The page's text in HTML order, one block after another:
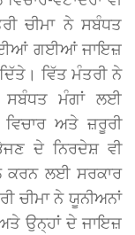
ਚੀਮਾ ਨੇ ਸਬੰਧਤ
ਗਈਆਂ ਜਾਇਜ਼
ਵਿੱਤ ਮੰਤਰੀ ਨੇ
ਸਬੰਧਤ ਮੰਗਾਂ ਲਈ
ਅਤੇ ਜ਼ਰੂਰੀ
ਦੇ ਨਿਰਦੇਸ਼ ਵੀ
ਕਰਨ ਲਈ ਸਰਕਾਰ
ਚੀਮਾ ਨੇ ਯੂਨੀਅਨਾਂ
ਅਤੇ ਉਨ੍ਹਾਂ ਦੇ ਜਾਇਜ਼